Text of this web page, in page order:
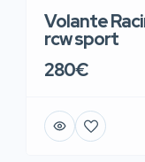
Volante
rcw sport
280€